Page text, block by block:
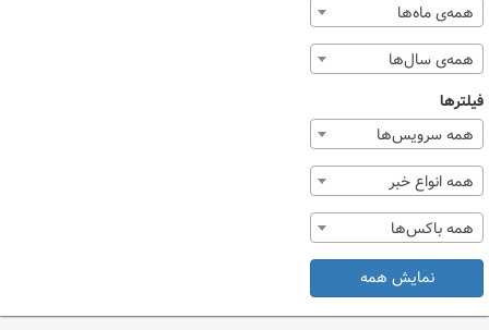
همه‌ی ماه‌ها
همه‌ی سال‌ها
فیلترها
همه سرویس‌ها
همه انواع خبر
همه باکس‌ها
نمایش همه